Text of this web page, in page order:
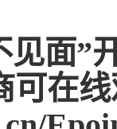
见面”
可在